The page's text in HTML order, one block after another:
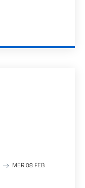
MER 08 FEB